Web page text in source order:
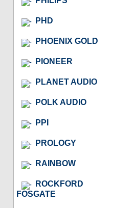
PHD
PHOENIX GOLD
PIONEER
PLANET AUDIO
POLK AUDIO
PPI
PROLOGY
RAINBOW
ROCKFORD
FOSGATE